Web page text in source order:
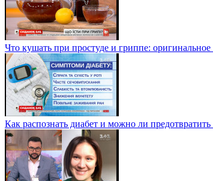
Что кушать при простуде и гриппе:
Как распознать диабет и можно ли предотвратить